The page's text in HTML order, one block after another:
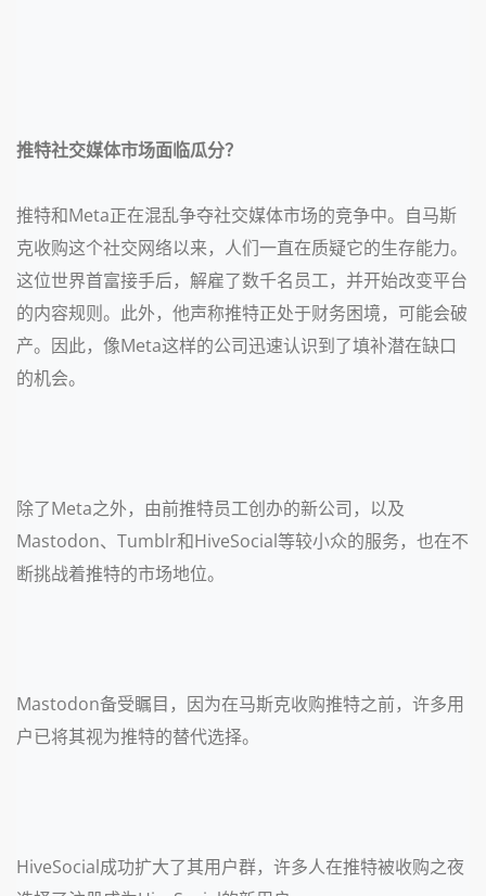
推特社交媒体市场面临瓜分？
推特和Meta正在混乱争夺社交媒体市场的竞争中。自马斯
克收购这个社交网络以来，人们一直在质疑它的生存能力。
这位世界首富接手后，解雇了数千名员工，并开始改变平台
的内容规则。此外，他声称推特正处于财务困境，可能会破
产。因此，像Meta这样的公司迅速认识到了填补潜在缺口
的机会。
除了Meta之外，由前推特员工创办的新公司，以及
Mastodon、Tumblr和HiveSocial等较小众的服务，也在不
断挑战着推特的市场地位。
Mastodon备受瞩目，因为在马斯克收购推特之前，许多用
户已将其视为推特的替代选择。
HiveSocial成功扩大了其用户群，许多人在推特被收购之夜